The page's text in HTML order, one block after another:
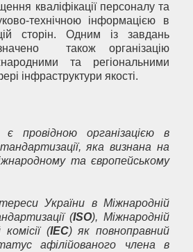
кваліфікації персоналу та
технічною інформацією в
сторін. Одним із завдань
також організацію
та регіональними
інфраструктури якості.
є провідною організацією в
яка визнана на
та європейському
України в Міжнародній
(ISO), Міжнародній
(ІЕС) як повноправний
афілійованого члена в